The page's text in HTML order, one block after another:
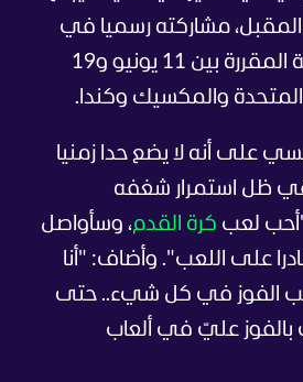
المقبل، مشاركته رسميا في
كأس العالم المقبلة المقررة بين 11 يونيو و19
المتحدة والمكسيك وكندا.
على أنه لا يضع حدا زمنيا
في ظل استمرار شغفه
لعب كرة القدم، وسأواصل
على اللعب". وأضاف: "أنا
الفوز في كل شيء.. حتى
بالفوز عليّ في ألعاب